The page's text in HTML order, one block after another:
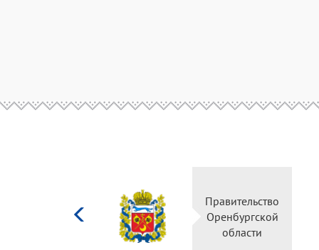
Министерство
культуры
Российской